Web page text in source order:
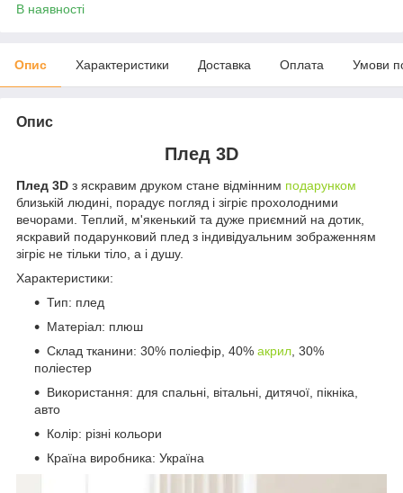
В наявності
Опис Характеристики Доставка Оплата Умови
Опис
Плед 3D
Плед 3D з яскравим друком стане відмінним подарунком
близькій людині, порадує погляд і зігріє прохолодними
вечорами. Теплий, м'якенький та дуже приємний на дотик,
яскравий подарунковий плед з індивідуальним зображенням
зігріє не тільки тіло, а і душу.
Характеристики:
Тип: плед
Матеріал: плюш
Склад тканини: 30% поліефір, 40% акрил, 30%
поліестер
Використання: для спальні, вітальні, дитячої, пікніка,
авто
Колір: різні кольори
Країна виробника: Україна